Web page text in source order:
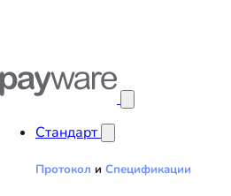
Стандарт
Протокол и Спецификации